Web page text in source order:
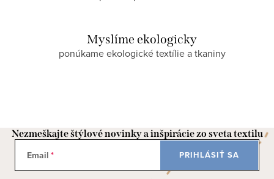
Myslíme ekologicky
ponúkame ekologické textílie a tkaniny
Nezmeškajte štýlové novinky a inšpirácie zo sveta textilu
Email PRIHLÁSIŤ SA